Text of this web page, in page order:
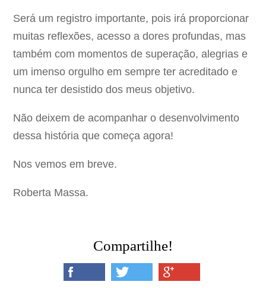
Será um registro importante, pois irá proporcionar
muitas reflexões, acesso a dores profundas, mas
também com momentos de superação, alegrias e
um imenso orgulho em sempre ter acreditado e
nunca ter desistido dos meus objetivo.
Não deixem de acompanhar o desenvolvimento
dessa história que começa agora!
Nos vemos em breve.
Roberta Massa.
Compartilhe!